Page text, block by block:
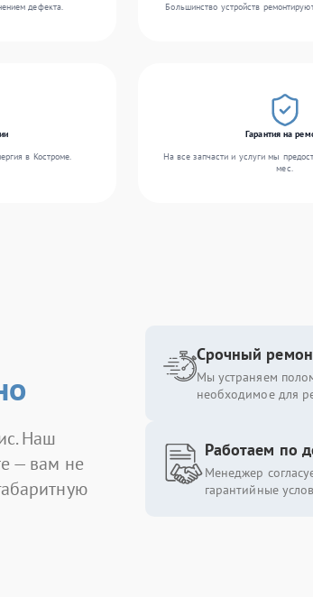
дефекта.
Большинство устройств
в Костроме.
Гарантия на
На все запчасти и услуги мы
мес.
Наш
— вам не
Срочный
Мы устраняем
необходимое для
Работаем по
Менеджер
гарантийные